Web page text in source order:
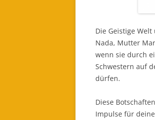
Die Geistige
Nada, Mutter
wenn sie durch
Schwestern auf
dürfen.
Diese
Impulse für